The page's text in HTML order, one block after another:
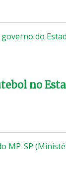
do
no
MP-SP